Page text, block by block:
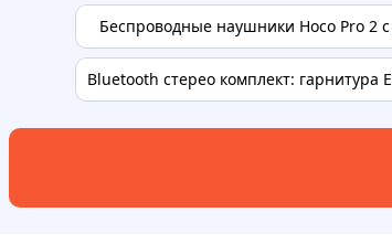
Беспроводные наушники Hoco Pro 2
Bluetooth стерео комплект: гарнитура